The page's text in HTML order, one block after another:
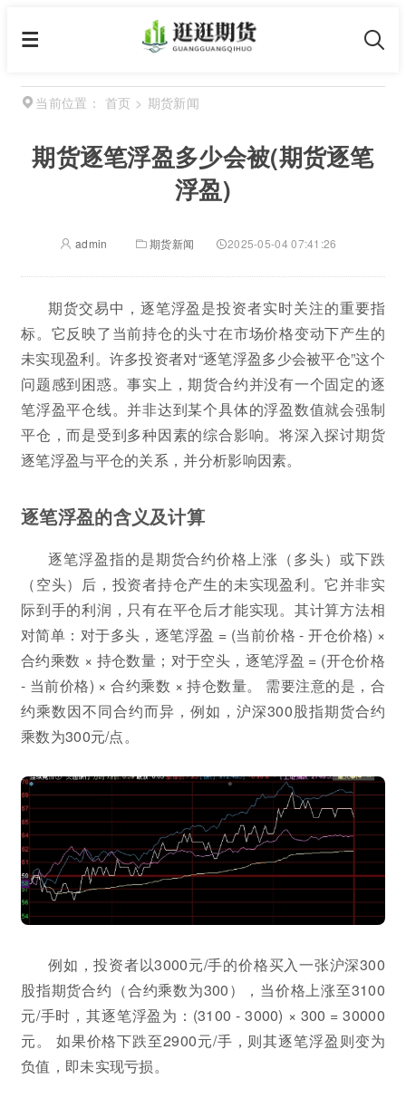
当前位置： 首页 > 期货新闻
期货逐笔浮盈多少会被(期货逐笔
浮盈)
admin 期货新闻 2025-05-04 07:41:26
期货交易中，逐笔浮盈是投资者实时关注的重要指
标。它反映了当前持仓的头寸在市场价格变动下产生的
未实现盈利。许多投资者对“逐笔浮盈多少会被平仓”这个
问题感到困惑。事实上，期货合约并没有一个固定的逐
笔浮盈平仓线。并非达到某个具体的浮盈数值就会强制
平仓，而是受到多种因素的综合影响。将深入探讨期货
逐笔浮盈与平仓的关系，并分析影响因素。
逐笔浮盈的含义及计算
逐笔浮盈指的是期货合约价格上涨（多头）或下跌
（空头）后，投资者持仓产生的未实现盈利。它并非实
际到手的利润，只有在平仓后才能实现。其计算方法相
对简单：对于多头，逐笔浮盈 = (当前价格 - 开仓价格) ×
合约乘数 × 持仓数量；对于空头，逐笔浮盈 = (开仓价格
- 当前价格) × 合约乘数 × 持仓数量。 需要注意的是，合
约乘数因不同合约而异，例如，沪深300股指期货合约
乘数为300元/点。
例如，投资者以3000元/手的价格买入一张沪深300
股指期货合约（合约乘数为300），当价格上涨至3100
元/手时，其逐笔浮盈为：(3100 - 3000) × 300 = 30000
元。 如果价格下跌至2900元/手，则其逐笔浮盈则变为
负值，即未实现亏损。